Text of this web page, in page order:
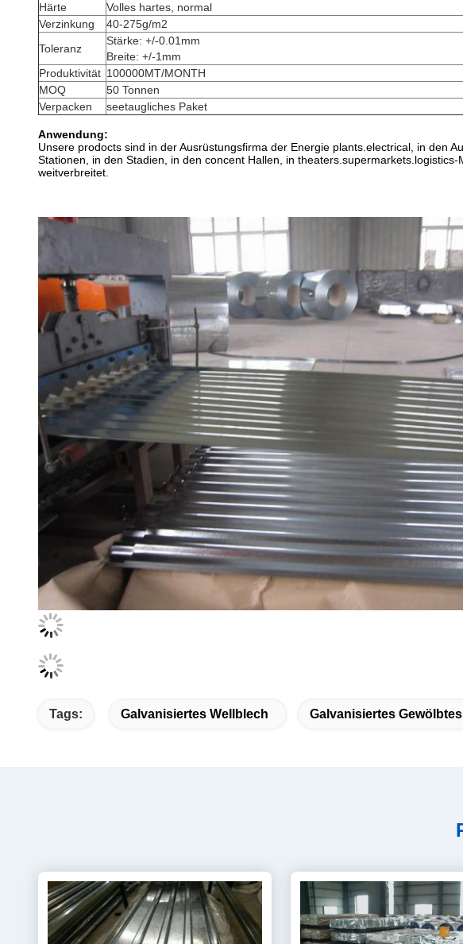
Härte
Volles hartes, normal
Verzinkung
40-275g/m2
Toleranz
Stärke: +/-0.01mm
Breite: +/-1mm
Produktivität 100000MT/MONTH
MOQ
50 Tonnen
Verpacken
seetaugliches Paket
Anwendung:
Unsere prodocts sind in der Ausrüstungsfirma der Energie plants.electrical, in den
Stationen, in den Stadien, in den concent Hallen, in
weitverbreitet.
Tags: Galvanisiertes Wellblech Galvanisiertes